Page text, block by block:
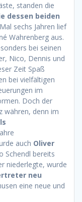
standen die
dessen beiden
sechs Jahren lief
Wahrenberg aus.
bei seinen
Nico, Dennis und
Zeit Spaß
bei vielfältigen
im
Doch der
währen, denn im
auch Oliver
Schendl bereits
niederlegte, wurde
neu
eine neue und